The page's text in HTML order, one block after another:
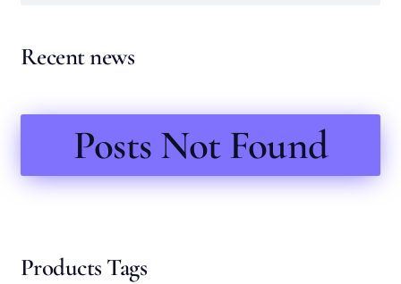
Recent news
Posts Not Found
Products Tags